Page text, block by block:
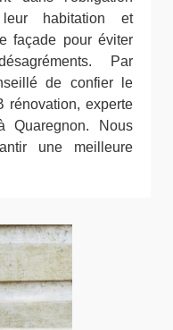
habitation et
façade pour éviter
Par
de confier le
rénovation, experte
Quaregnon. Nous
une meilleure